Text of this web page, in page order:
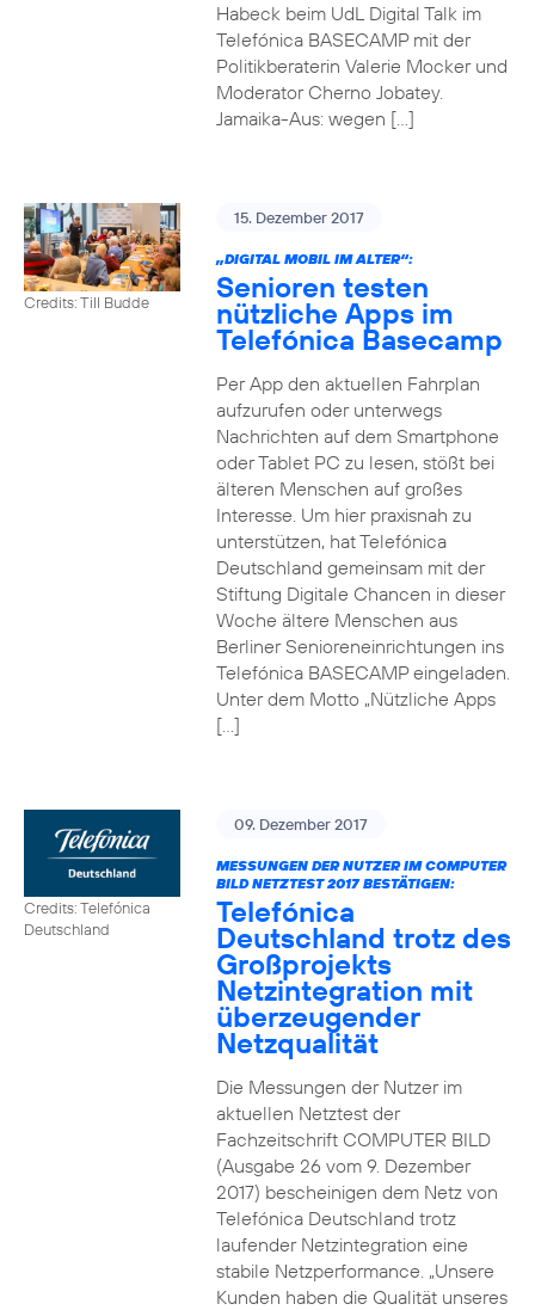
Habeck beim UdL Digital Talk im
Telefónica BASECAMP mit der
Politikberaterin Valerie Mocker und
Moderator Cherno Jobatey.
Jamaika-Aus: wegen […]
Credits: Till Budde
15. Dezember 2017
„DIGITAL MOBIL IM ALTER“:
Senioren testen
nützliche Apps im
Telefónica Basecamp
Per App den aktuellen Fahrplan
aufzurufen oder unterwegs
Nachrichten auf dem Smartphone
oder Tablet PC zu lesen, stößt bei
älteren Menschen auf großes
Interesse. Um hier praxisnah zu
unterstützen, hat Telefónica
Deutschland gemeinsam mit der
Stiftung Digitale Chancen in dieser
Woche ältere Menschen aus
Berliner Senioreneinrichtungen ins
Telefónica BASECAMP eingeladen.
Unter dem Motto „Nützliche Apps
[…]
Credits: Telefónica
Deutschland
09. Dezember 2017
MESSUNGEN DER NUTZER IM COMPUTER
BILD NETZTEST 2017 BESTÄTIGEN:
Telefónica
Deutschland trotz des
Großprojekts
Netzintegration mit
überzeugender
Netzqualität
Die Messungen der Nutzer im
aktuellen Netztest der
Fachzeitschrift COMPUTER BILD
(Ausgabe 26 vom 9. Dezember
2017) bescheinigen dem Netz von
Telefónica Deutschland trotz
laufender Netzintegration eine
stabile Netzperformance. „Unsere
Kunden haben die Qualität unseres